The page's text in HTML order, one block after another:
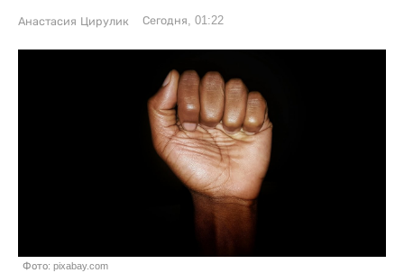
Анастасия Цирулик Сегодня, 01:22
Фото: pixabay.com